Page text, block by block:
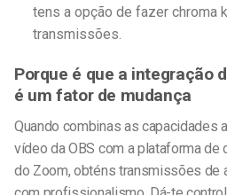
tens a opção de fazer chroma
transmissões.
Porque é que a integração
é um fator de mudança
Quando combinas as capacidades
vídeo da OBS com a plataforma
do Zoom, obténs transmissões de